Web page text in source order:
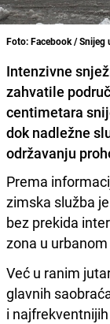
Foto: Facebook / Snijeg
Intenzivne
zahvatile
centimetara
dok nadležne
održavanju
Prema
zimska služba
bez prekida
zona u
Već u ranim
glavnih
i